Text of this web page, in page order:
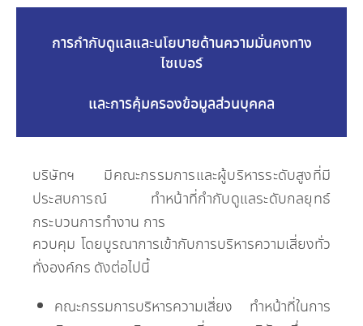
การกำกับดูแลและนโยบายด้านความมั่นคงทาง
ไซเบอร์
และการคุ้มครองข้อมูลส่วนบุคคล
บริษัทฯ มีคณะกรรมการและผู้บริหารระดับสูงที่มี
ประสบการณ์ ทำหน้าที่กำกับดูแลระดับกลยุทธ์
กระบวนการทำงาน การ
ควบคุม โดยบูรณาการเข้ากับการบริหารความเสี่ยงทั่ว
ทั่งองค์กร ดังต่อไปนี้
คณะกรรมการบริหารความเสี่ยง ทำหน้าที่ในการ